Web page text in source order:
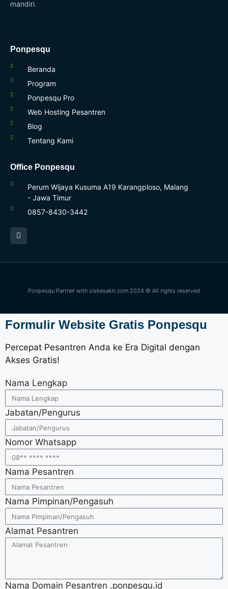
mandiri.
Ponpesqu
Beranda
Program
Ponpesqu Pro
Web Hosting Pesantren
Blog
Tentang Kami
Office Ponpesqu
Perum Wijaya Kusuma A19 Karangploso, Malang
- Jawa Timur
0857-8430-3442
Ponpesqu Partner with siskesakti.com 2024 © All rights reserved
Formulir Website Gratis Ponpesqu
Percepat Pesantren Anda ke Era Digital dengan
Akses Gratis!
Nama Lengkap
Jabatan/Pengurus
Nomor Whatsapp
Nama Pesantren
Nama Pimpinan/Pengasuh
Alamat Pesantren
Nama Domain Pesantren .ponpesqu.id